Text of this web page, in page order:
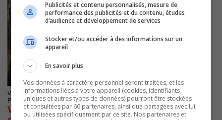
VARENNES
Publié le 21 mai 2026 à 10h22
Varennes surveille de près ses réseaux
Publicités et contenu personnalisés, mesure de
performance des publicités et du contenu, études
d’audience et développement de services
Stocker et/ou accéder à des informations sur un
appareil
En savoir plus
Vos données à caractère personnel seront traitées, et les
informations liées à votre appareil (cookies, identifiants
uniques et autres types de données) pourront être stockées
et consultées par 66 partenaires, ainsi que partagées avec lui,
ou utilisées spécifiquement par ce site. Nos partenaires et